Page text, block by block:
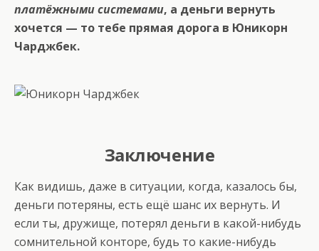
платёжными системами, а деньги вернуть
хочется — то тебе прямая дорога в Юникорн
Чарджбек.
Заключение
Как видишь, даже в ситуации, когда, казалось бы,
деньги потеряны, есть ещё шанс их вернуть. И
если ты, дружище, потерял деньги в какой-нибудь
сомнительной конторе, будь то какие-нибудь